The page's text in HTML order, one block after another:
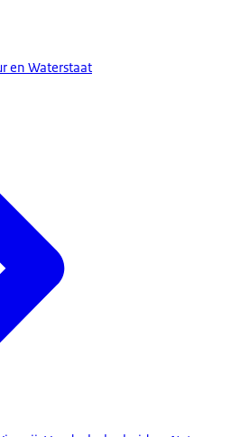
en Waterstaat